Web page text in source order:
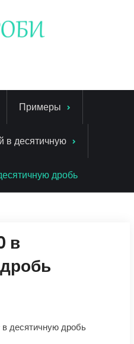
Примеры
в десятичную
дробь
в
в десятичную дробь